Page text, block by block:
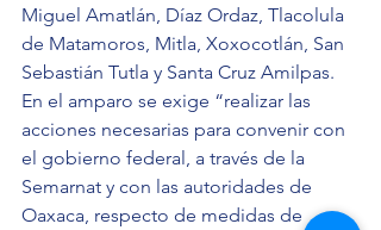
Miguel Amatlán, Díaz Ordaz, Tlacolula
de Matamoros, Mitla, Xoxocotlán, San
Sebastián Tutla y Santa Cruz Amilpas.
En el amparo se exige “realizar las
acciones necesarias para convenir con
el gobierno federal, a través de la
Semarnat y con las autoridades de
Oaxaca, respecto de medidas de